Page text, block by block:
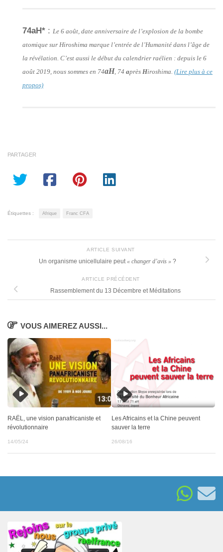
74aH* : Le 6 août, date anniversaire de l’explosion de la bombe
atomique sur Hiroshima marque l’entrée de l’Humanité dans l’âge de
la révélation. C’est aussi le début du calendrier raélien : depuis le 6
août 2019, nous sommes en 74aH, 74 après Hiroshima. (Lire plus à ce
propos)
PARTAGER
Étiquettes : Afrique Franc CFA
ARTICLE SUIVANT
Un organisme unicellulaire peut« changer d’avis » ?
ARTICLE PRÉCÉDENT
Rassemblement du 13 Décembre et Méditations
VOUS AIMEREZ AUSSI...
RAËL, une vision panafricaniste et
révolutionnaire
14/05/24
Les Africains et la Chine peuvent
sauver la terre
26/08/16